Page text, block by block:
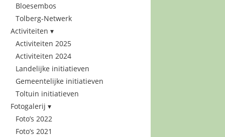
Bloesembos
Tolberg-Netwerk
Activiteiten
Activiteiten 2025
Activiteiten 2024
Landelijke initiatieven
Gemeentelijke initiatieven
Toltuin initiatieven
Fotogalerij
Foto’s 2022
Foto’s 2021